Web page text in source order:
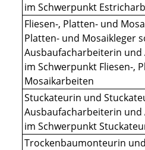
im Schwerpunkt
Fliesen-, Platten- und
Platten- und Mosaikleger
Ausbaufacharbeiterin
im Schwerpunkt Fliesen-,
Mosaikarbeiten
Stuckateurin und
Ausbaufacharbeiterin
im Schwerpunkt
Trockenbaumonteurin